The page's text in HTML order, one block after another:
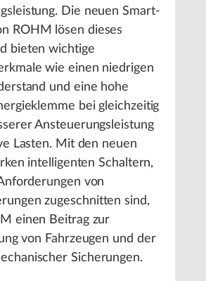
Die neuen Smart-
ROHM lösen dieses
bieten wichtige
wie einen niedrigen
und eine hohe
bei gleichzeitig
Ansteuerungsleistung
Lasten. Mit den neuen
intelligenten Schaltern,
von
zugeschnitten sind,
einen Beitrag zur
von Fahrzeugen und der
Sicherungen.